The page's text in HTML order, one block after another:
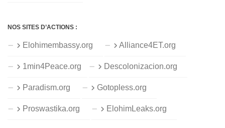
NOS SITES D’ACTIONS :
Elohimembassy.org Alliance4ET.org
1min4Peace.org Descolonizacion.org
Paradism.org Gotopless.org
Proswastika.org ElohimLeaks.org